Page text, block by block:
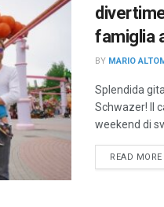
famiglia
BY MARIO
Splendida
Schwazer! Il
weekend di
READ MORE